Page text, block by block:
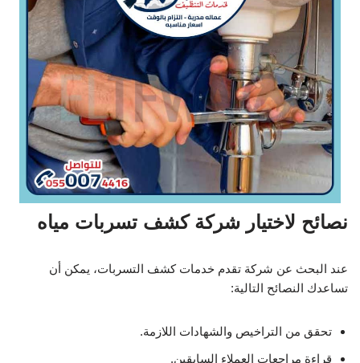
نصائح لاختيار شركة كشف تسربات مياه
عند البحث عن شركة تقدم خدمات كشف التسربات، يمكن أن
تساعدك النصائح التالية:
تحقق من التراخيص والشهادات اللازمة.
قراءة مراجعات العملاء السابقين.